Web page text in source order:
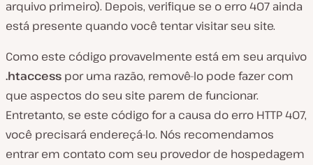
arquivo primeiro). Depois, verifique se o erro 407 ainda
está presente quando você tentar visitar seu site.
Como este código provavelmente está em seu arquivo
.htaccess por uma razão, removê-lo pode fazer com
que aspectos do seu site parem de funcionar.
Entretanto, se este código for a causa do erro HTTP 407,
você precisará endereçá-lo. Nós recomendamos
entrar em contato com seu provedor de hospedagem